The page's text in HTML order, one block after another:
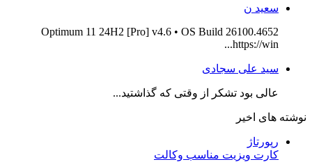
سعید ن
Optimum 11 24H2 [Pro] v4.6 • OS Build 26100.4652
https://win...
سید علی سجادی
عالی بود تشکر از وقتی که گذاشتید...
نوشته های اخیر
رپورتاژ
کارت ویزیت مناسب وکالت